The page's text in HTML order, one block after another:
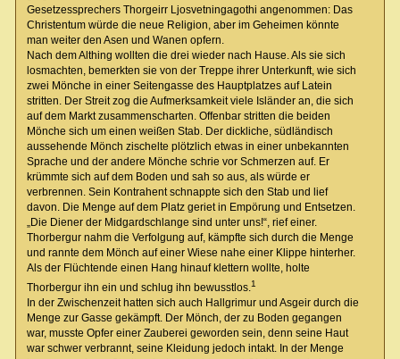
Gesetzessprechers Thorgeirr Ljosvetningagothi angenommen: Das
Christentum würde die neue Religion, aber im Geheimen könnte
man weiter den Asen und Wanen opfern.
Nach dem Althing wollten die drei wieder nach Hause. Als sie sich
losmachten, bemerkten sie von der Treppe ihrer Unterkunft, wie sich
zwei Mönche in einer Seitengasse des Hauptplatzes auf Latein
stritten. Der Streit zog die Aufmerksamkeit viele Isländer an, die sich
auf dem Markt zusammenscharten. Offenbar stritten die beiden
Mönche sich um einen weißen Stab. Der dickliche, südländisch
aussehende Mönch zischelte plötzlich etwas in einer unbekannten
Sprache und der andere Mönche schrie vor Schmerzen auf. Er
krümmte sich auf dem Boden und sah so aus, als würde er
verbrennen. Sein Kontrahent schnappte sich den Stab und lief
davon. Die Menge auf dem Platz geriet in Empörung und Entsetzen.
„Die Diener der Midgardschlange sind unter uns!“, rief einer.
Thorbergur nahm die Verfolgung auf, kämpfte sich durch die Menge
und rannte dem Mönch auf einer Wiese nahe einer Klippe hinterher.
Als der Flüchtende einen Hang hinauf klettern wollte, holte
Thorbergur ihn ein und schlug ihn bewusstlos.1
In der Zwischenzeit hatten sich auch Hallgrimur und Asgeir durch die
Menge zur Gasse gekämpft. Der Mönch, der zu Boden gegangen
war, musste Opfer einer Zauberei geworden sein, denn seine Haut
war schwer verbrannt, seine Kleidung jedoch intakt. In der Menge